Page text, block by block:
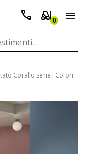
0
Corallo serie I Colori